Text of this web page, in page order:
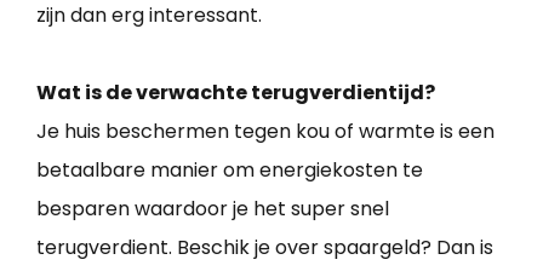
zijn dan erg interessant.
Wat is de verwachte terugverdientijd?
Je huis beschermen tegen kou of warmte is een
betaalbare manier om energiekosten te
besparen waardoor je het super snel
terugverdient. Beschik je over spaargeld? Dan is